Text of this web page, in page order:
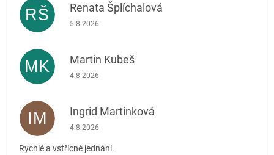
RŠ Renata Šplíchalová
Hodnocení obchodu je 5 z 5 hvězdiček.
5.8.2026
MK Martin Kubeš
Hodnocení obchodu je 5 z 5 hvězdiček.
4.8.2026
IM Ingrid Martinková
Hodnocení obchodu je 5 z 5 hvězdiček.
4.8.2026
Rychlé a vstřícné jednání.